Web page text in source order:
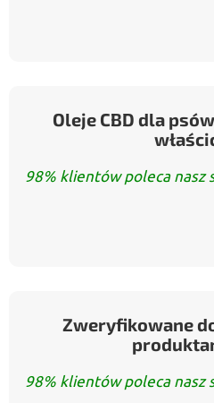
Oleje CBD dla
98% klientów poleca nasz
Zweryfikowane
98% klientów poleca nasz